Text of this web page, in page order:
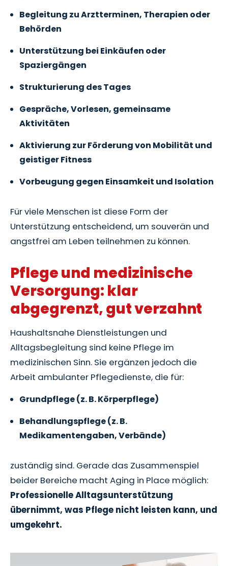
Begleitung zu Arztterminen, Therapien oder
Behörden
Unterstützung bei Einkäufen oder
Spaziergängen
Strukturierung des Tages
Gespräche, Vorlesen, gemeinsame
Aktivitäten
Aktivierung zur Förderung von Mobilität und
geistiger Fitness
Vorbeugung gegen Einsamkeit und Isolation
Für viele Menschen ist diese Form der
Unterstützung entscheidend, um souverän und
angstfrei am Leben teilnehmen zu können.
Pflege und medizinische
Versorgung: klar
abgegrenzt, gut verzahnt
Haushaltsnahe Dienstleistungen und
Alltagsbegleitung sind keine Pflege im
medizinischen Sinn. Sie ergänzen jedoch die
Arbeit ambulanter Pflegedienste, die für:
Grundpflege (z. B. Körperpflege)
Behandlungspflege (z. B.
Medikamentengaben, Verbände)
zuständig sind. Gerade das Zusammenspiel
beider Bereiche macht Aging in Place möglich:
Professionelle Alltagsunterstützung
übernimmt, was Pflege nicht leisten kann, und
umgekehrt.